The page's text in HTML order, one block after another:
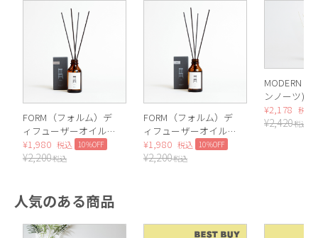
FORM（フォルム）デ
ィフューザーオイル
100ml（Woody）
¥1,980 税込 10%OFF
¥2,200税込
FORM（フォルム）デ
ィフューザーオイル
100ml（Musk）
¥1,980 税込 10%OFF
¥2,200税込
MODERN
ンノーツ)
クション デ
ザー ミニ
¥2,178 税込
¥2,420税込
人気のある商品